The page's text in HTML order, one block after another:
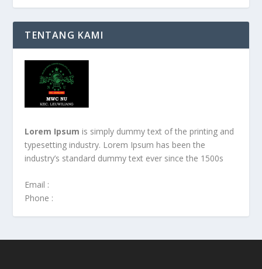
TENTANG KAMI
Lorem Ipsum is simply dummy text of the printing and
typesetting industry. Lorem Ipsum has been the
industry’s standard dummy text ever since the 1500s
Email :
Phone :